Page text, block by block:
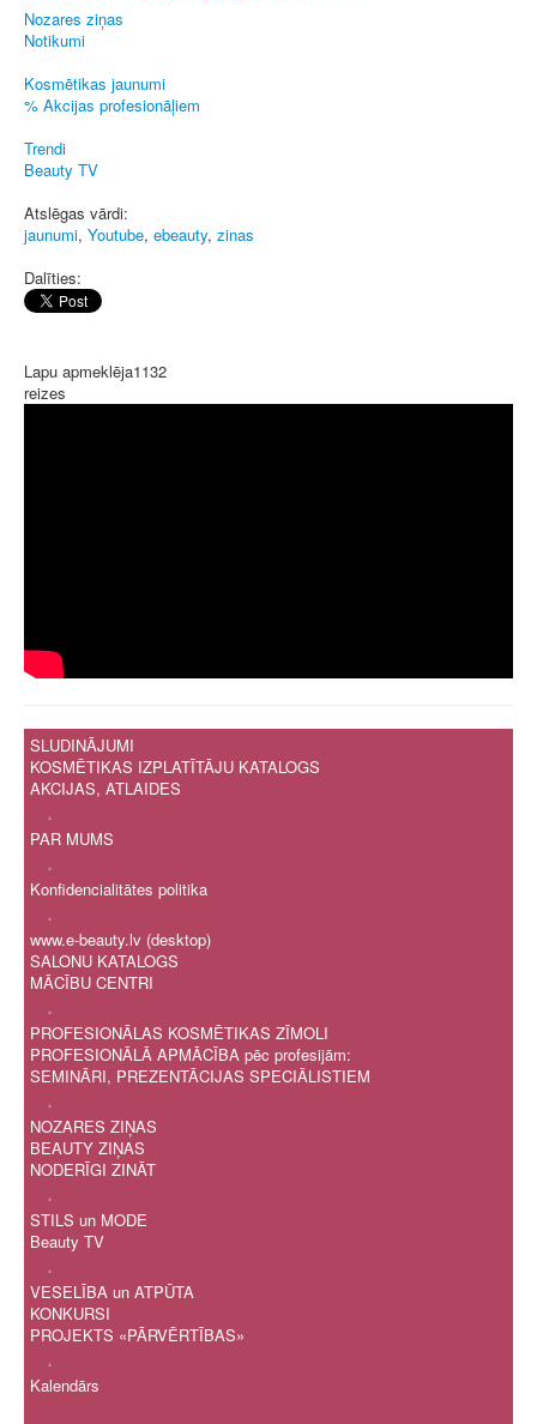
Nozares ziņas
Notikumi
Kosmētikas jaunumi
% Akcijas profesionāļiem
Trendi
Beauty TV
Atslēgas vārdi:
jaunumi, Youtube, ebeauty, zinas
Dalīties:
Lapu apmeklēja1132
reizes
SLUDINĀJUMI
KOSMĒTIKAS IZPLATĪTĀJU KATALOGS
AKCIJAS, ATLAIDES
.
PAR MUMS
.
Konfidencialitātes politika
.
www.e-beauty.lv (desktop)
SALONU KATALOGS
MĀCĪBU CENTRI
.
PROFESIONĀLAS KOSMĒTIKAS ZĪMOLI
PROFESIONĀLĀ APMĀCĪBA pēc profesijām:
SEMINĀRI, PREZENTĀCIJAS SPECIĀLISTIEM
.
NOZARES ZIŅAS
BEAUTY ZIŅAS
NODERĪGI ZINĀT
.
STILS un MODE
Beauty TV
.
VESELĪBA un ATPŪTA
KONKURSI
PROJEKTS «PĀRVĒRTĪBAS»
.
Kalendārs